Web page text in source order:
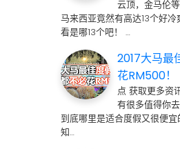
云顶，金马伦
马来西亚竟然有高达13个好
看是哪13个吧！ …
2017大马最
花RM500！
点 获取更多资
有很多值得你
到底哪里是适合度假又很便
知…